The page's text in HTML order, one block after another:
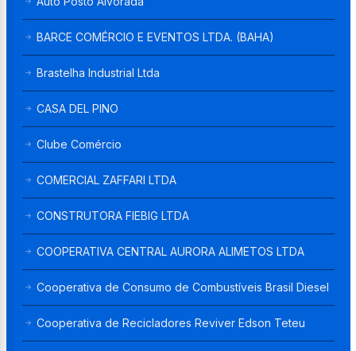
BARCE COMÉRCIO E EVENTOS LTDA. (BAHA)
Brastelha Industrial Ltda
CASA DEL PINO
Clube Comércio
COMERCIAL ZAFFARI LTDA
CONSTRUTORA FIEBIG LTDA
COOPERATIVA CENTRAL AURORA ALIMETOS LTDA
Cooperativa de Consumo de Combustíveis Brasil Diesel
Cooperativa de Recicladores Reviver Edson Teteu